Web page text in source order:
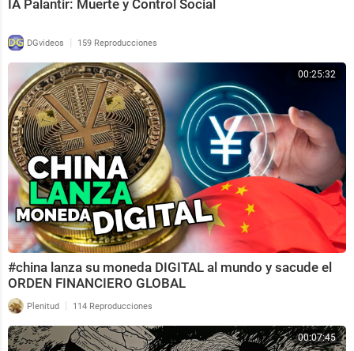
IA Palantir: Muerte y Control Social
DGvideos | 159 Reproducciones
00:25:32
#china lanza su moneda DIGITAL al mundo y sacude el
ORDEN FINANCIERO GLOBAL
Plenitud | 114 Reproducciones
00:07:45